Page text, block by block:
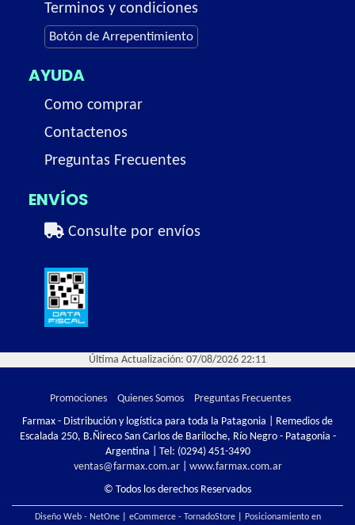
Terminos y condiciones
Botón de Arrepentimiento
AYUDA
Como comprar
Contactenos
Preguntas Frecuentes
ENVÍOS
Consulte por envíos
Última Actualización: 07/08/2026 22:11
Promociones Quienes Somos
Preguntas Frecuentes
Farmax - Distribución y logística para toda la Patagonia | Remedios de
Escalada 250, B.Ñireco San Carlos de Bariloche, Río Negro - Patagonia -
Argentina | Tel: (0294) 451-3490
ventas@farmax.com.ar| www.farmax.com.ar
© Todos los derechos Reservados
Diseño Web - NetOne| eCommerce - TornadoStore| Posicionamiento en